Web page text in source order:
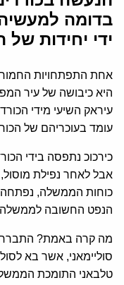
בדומה
ידי יחידות
אחת התפתחויות
היא כיבושה של עיר
עיראק השיעי מידי
עומד בעוכריהם של
כירכוכ נתפסה בידי
אבל לאחר נפילת
כוחות הממשלה, נפתחה
הנפט החשובה לממשלה
מה קרה באמת? התברר
סוליימאני, אשר בא
טלבאני התומכת